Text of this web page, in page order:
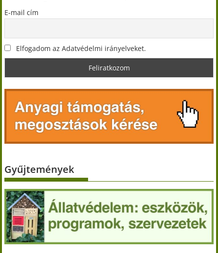
E-mail cím
Elfogadom az Adatvédelmi irányelveket.
Gyűjtemények